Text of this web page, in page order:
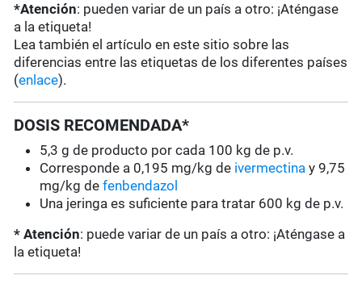
*Atención: pueden variar de un país a otro: ¡Aténgase
a la etiqueta!
Lea también el artículo en este sitio sobre las
diferencias entre las etiquetas de los diferentes países
(enlace).
DOSIS RECOMENDADA*
5,3 g de producto por cada 100 kg de p.v.
Corresponde a 0,195 mg/kg de ivermectina y 9,75
mg/kg defenbendazol
Una jeringa es suficiente para tratar 600 kg de p.v.
* Atención: puede variar de un país a otro: ¡Aténgase a
la etiqueta!